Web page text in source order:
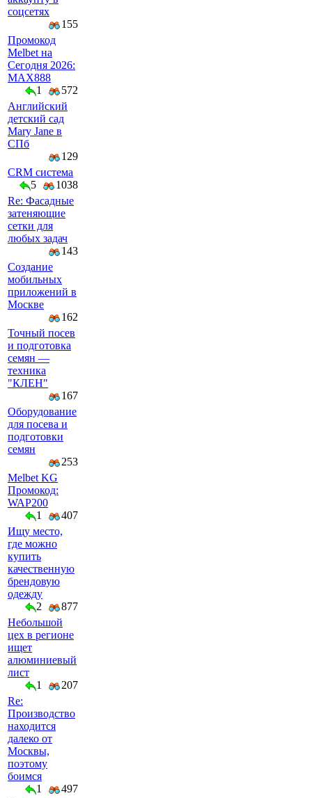
соцсетях
155
Промокод
Melbet на
Сегодня 2026:
MAX888
1
572
Английский
детский сад
Mary Jane в
СПб
129
CRM система
5
1038
Re: Фасадные
затеняющие
сетки для
любых задач
143
Создание
мобильных
приложений в
Москве
162
Точный посев
и подготовка
семян —
техника
"КЛЕН"
167
Оборудование
для посева и
подготовки
семян
253
Melbet KG
Промокод:
WAP200
1
407
Ищу место,
где можно
купить
качественную
брендовую
одежду
2
877
Небольшой
цех в регионе
ищет
алюминиевый
лист
1
207
Re:
Производство
находится
далеко от
Москвы,
поэтому
боимся
1
497